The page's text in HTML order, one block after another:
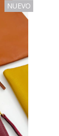
NUEVO